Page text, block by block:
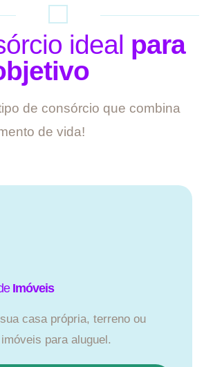
ideal para
de consórcio que combina
de vida!
Imóveis
casa própria, terreno ou
para aluguel.